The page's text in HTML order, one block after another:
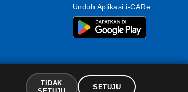
Unduh Aplikasi i-CARe
TIDAK
SETUJU